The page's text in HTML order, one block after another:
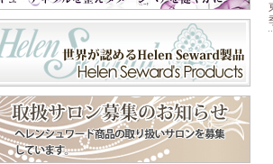
軽減するシャンプ
ー😍⁡ ⁡スリッカー
は、軽く使いやす
くで⁡ ピン長めのタ
イプだから、頭用
♪⁡ ‎˖٭ .‎˖٭ .‎˖٭ .‎˖٭ .‎˖٭
.‎˖٭ .‎˖٭ .‎˖٭ .‎˖٭ .‎˖٭‎˖٭
.‎˖٭ .‎˖٭ .‎˖٭ .‎˖٭ .‎˖٭ .‎˖
٭ .‎˖٭ .‎˖٭ ありがと
ゆる作業🖐️ 飲食店
や家庭での食器洗
い洗剤や消毒剤等
の刺激から手肌を
守ってくれます😊
美容師やトリマー
などよくシャンプ
ーをする手肌にも
おすすめ😌 嫌な臭